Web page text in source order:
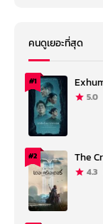
คนดูเยอะที่สุด
#1
5.0
#2 The
4.3